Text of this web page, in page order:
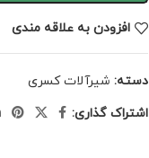
افزودن به علاقه مندی
دسته: شیرآلات کسری
اشتراک گذاری: